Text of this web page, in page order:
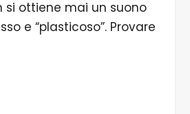
si ottiene mai un suono
e “plasticoso”. Provare